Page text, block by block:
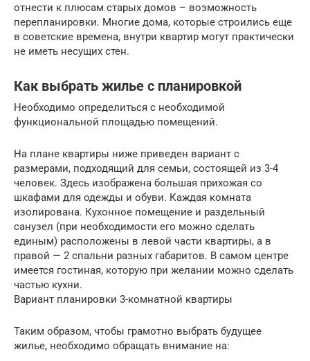
отнести к плюсам старых домов – возможность
перепланировки. Многие дома, которые строились еще
в советские времена, внутри квартир могут практически
не иметь несущих стен.
Как выбрать жилье с планировкой
Необходимо определиться с необходимой
функциональной площадью помещений.
На плане квартиры ниже приведен вариант с
размерами, подходящий для семьи, состоящей из 3-4
человек. Здесь изображена большая прихожая со
шкафами для одежды и обуви. Каждая комната
изолирована. Кухонное помещение и раздельный
санузел (при необходимости его можно сделать
единым) расположены в левой части квартиры, а в
правой — 2 спальни разных габаритов. В самом центре
имеется гостиная, которую при желании можно сделать
частью кухни.
Вариант планировки 3-комнатной квартиры
Таким образом, чтобы грамотно выбрать будущее
жилье, необходимо обращать внимание на: